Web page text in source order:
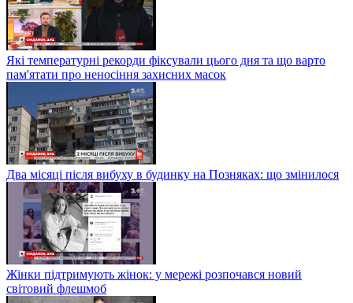
Які температурні рекорди фіксували цього дня та що варто
пам'ятати про неносіння захисних масок
Два місяці після вибуху в будинку на Позняках: що змінилося
Жінки підтримують жінок: у мережі розпочався новий
світовий флешмоб